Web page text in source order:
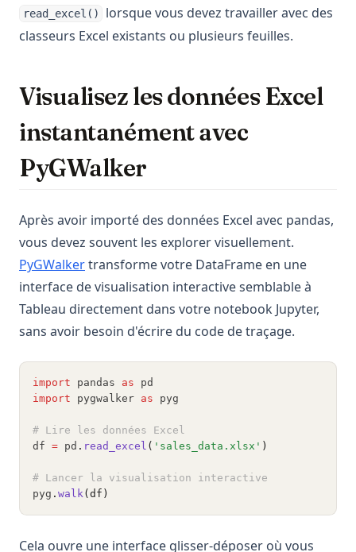
read_excel()
lorsque vous devez travailler avec des
classeurs Excel existants ou plusieurs feuilles.
Visualisez les données Excel
instantanément avec
PyGWalker
Après avoir importé des données Excel avec pandas,
vous devez souvent les explorer visuellement.
PyGWalker(opens in a new tab)
transforme votre DataFrame en une
interface de visualisation interactive semblable à
Tableau directement dans votre notebook Jupyter,
sans avoir besoin d'écrire du code de traçage.
import pandas as pd
import pygwalker as pyg
# Lire les données Excel
df = pd . read_excel ( 'sales_data.xlsx' )
# Lancer la visualisation interactive
pyg . walk(df)
Cela ouvre une interface glisser-déposer où vous